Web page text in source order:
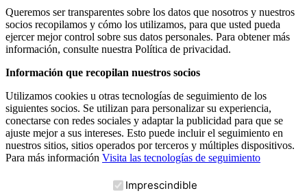
Queremos ser transparentes sobre los datos que nosotros y nuestros
socios recopilamos y cómo los utilizamos, para que usted pueda
ejercer mejor control sobre sus datos personales. Para obtener más
información, consulte nuestra Política de privacidad.
Información que recopilan nuestros socios
Utilizamos cookies u otras tecnologías de seguimiento de los
siguientes socios. Se utilizan para personalizar su experiencia,
conectarse con redes sociales y adaptar la publicidad para que se
ajuste mejor a sus intereses. Esto puede incluir el seguimiento en
nuestros sitios, sitios operados por terceros y múltiples dispositivos.
Para más información Visita las tecnologías de seguimiento
Imprescindible